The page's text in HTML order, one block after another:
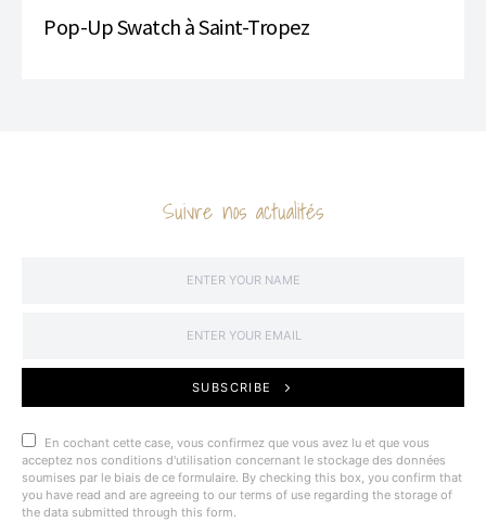
Pop-Up Swatch à Saint-Tropez
Suivre nos actualités
SUBSCRIBE
En cochant cette case, vous confirmez que vous avez lu et que vous
acceptez nos conditions d'utilisation concernant le stockage des données
soumises par le biais de ce formulaire. By checking this box, you confirm that
you have read and are agreeing to our terms of use regarding the storage of
the data submitted through this form.